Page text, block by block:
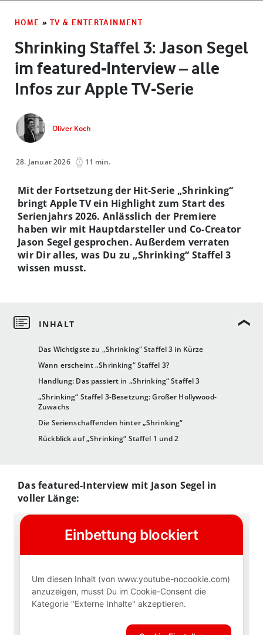
HOME » TV & ENTERTAINMENT
Shrinking Staffel 3: Jason Segel
im featured-Interview – alle
Infos zur Apple TV-Serie
Oliver Koch
28. Januar 2026 11 min.
Das Wichtigste zu „Shrinking“ Staffel 3 in Kürze
Wann erscheint „Shrinking“ Staffel 3?
Handlung: Das passiert in „Shrinking“ Staffel 3
„Shrinking“ Staffel 3-Besetzung: Großer Hollywood-
Zuwachs
Die Serienschaffenden hinter „Shrinking“
Rückblick auf „Shrinking“ Staffel 1 und 2
Mit der Fortsetzung der Hit-Serie „Shrinking“
bringt Apple TV ein Highlight zum Start des
Serienjahrs 2026. Anlässlich der Premiere
haben wir mit Hauptdarsteller und Co-Creator
Jason Segel gesprochen. Außerdem verraten
wir Dir alles, was Du zu „Shrinking“ Staffel 3
wissen musst.
Das featured-Interview mit Jason Segel in
voller Länge: